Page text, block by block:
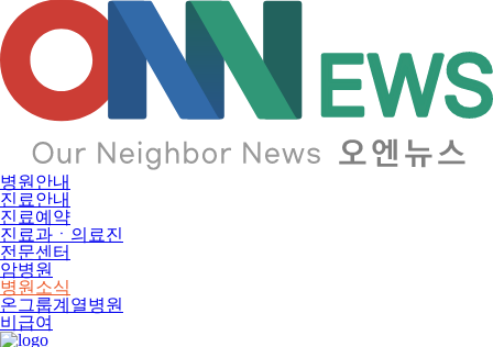
병원안내
진료안내
진료예약
진료과ㆍ의료진
전문센터
암병원
병원소식
온그룹계열병원
비급여